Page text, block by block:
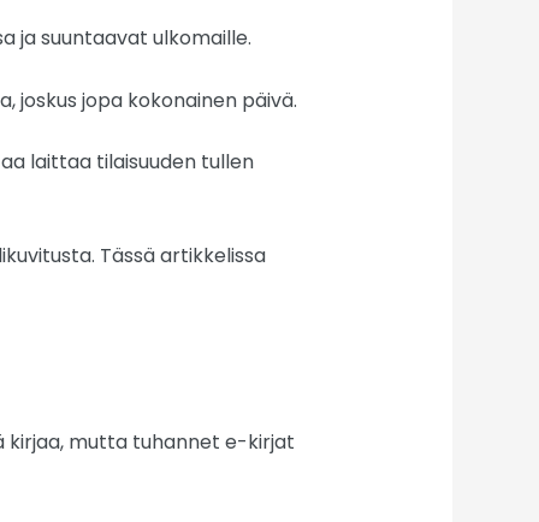
ja suuntaavat ulkomaille.
joskus jopa kokonainen päivä.
laittaa tilaisuuden tullen
Tässä artikkelissa
kirjaa, mutta tuhannet e-kirjat